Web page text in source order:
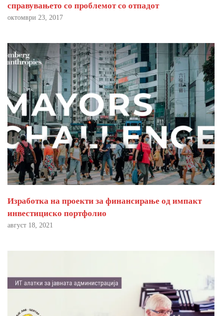
справувањето со проблемот со отпадот
октомври 23, 2017
Изработка на проекти за финансирање од импакт
инвестициско портфолио
август 18, 2021